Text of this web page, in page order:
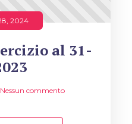
2024
al 31-
Nessun commento